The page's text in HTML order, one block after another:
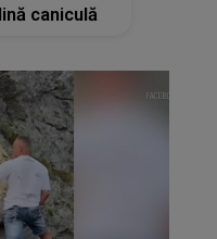
caniculă